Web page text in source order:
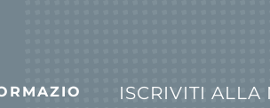
ISCRIVITI ALLA